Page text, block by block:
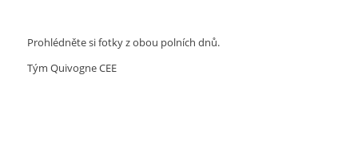
Prohlédněte si fotky z obou polních dnů.
Tým Quivogne CEE